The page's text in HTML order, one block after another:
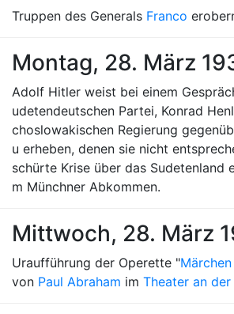
Truppen des Generals Franco
Montag, 28. März
Adolf Hitler weist bei einem
udetendeutschen Partei, Konrad
choslowakischen Regierung
u erheben, denen sie nicht
schürte Krise über das Sudetenland
m Münchner Abkommen.
Mittwoch, 28. März
Uraufführung der Operette "
von Paul Abraham im Theater an der